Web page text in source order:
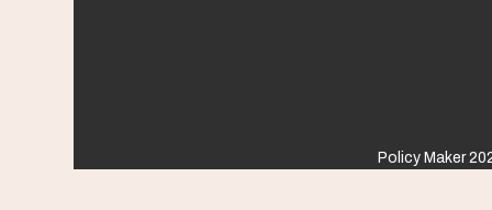
Policy Maker